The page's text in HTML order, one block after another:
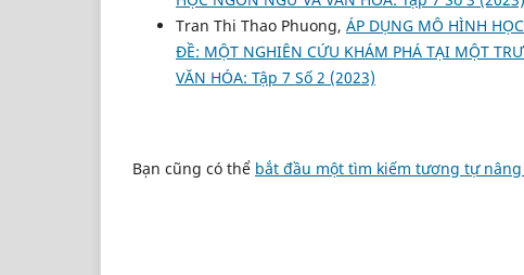
Tran Thi Thao Phuong, ÁP DỤNG MÔ HÌNH
ĐỀ: MỘT NGHIÊN CỨU KHÁM PHÁ TẠI MỘT
VĂN HÓA: Tập 7 Số 2 (2023)
Bạn cũng có thể bắt đầu một tìm kiếm tương tự nâng